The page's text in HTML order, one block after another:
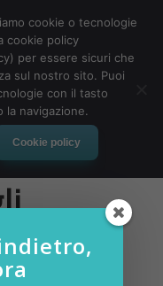
cookie o tecnologie
cookie policy
per essere sicuri che
sul nostro sito. Puoi
con il tasto
la navigazione.
Cookie policy